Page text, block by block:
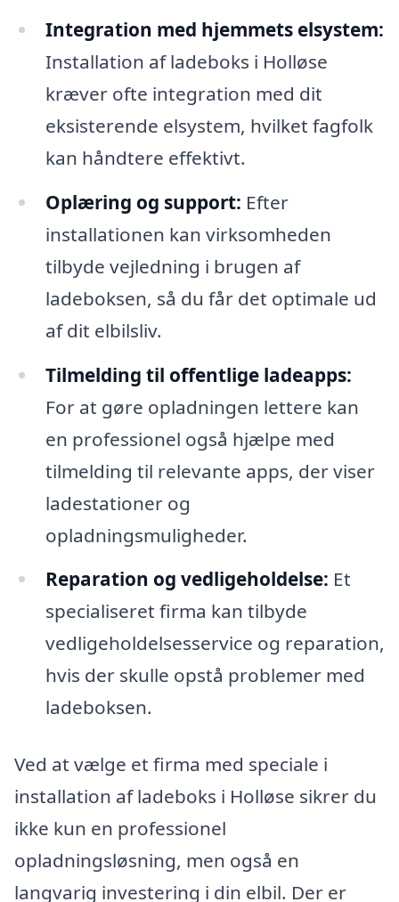
Integration med hjemmets elsystem:
Installation af ladeboks i Holløse
kræver ofte integration med dit
eksisterende elsystem, hvilket fagfolk
kan håndtere effektivt.
Oplæring og support: Efter
installationen kan virksomheden
tilbyde vejledning i brugen af
ladeboksen, så du får det optimale ud
af dit elbilsliv.
Tilmelding til offentlige ladeapps:
For at gøre opladningen lettere kan
en professionel også hjælpe med
tilmelding til relevante apps, der viser
ladestationer og
opladningsmuligheder.
Reparation og vedligeholdelse: Et
specialiseret firma kan tilbyde
vedligeholdelsesservice og reparation,
hvis der skulle opstå problemer med
ladeboksen.
Ved at vælge et firma med speciale i
installation af ladeboks i Holløse sikrer du
ikke kun en professionel
opladningsløsning, men også en
langvarig investering i din elbil. Der er